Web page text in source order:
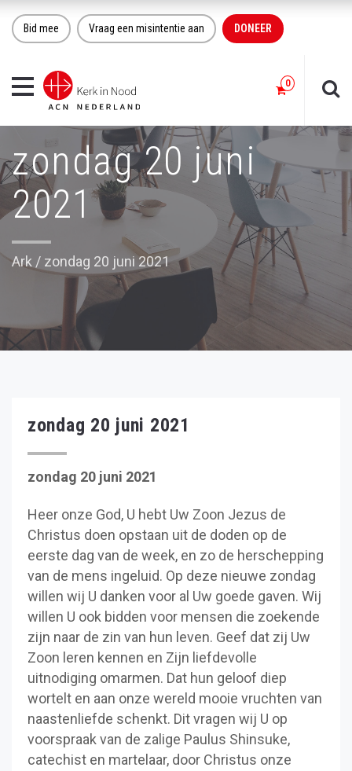
Bid mee Vraag een misintentie aan DONEER
Toggle
navigation
zondag 20 juni
2021
Ark / zondag 20 juni 2021
zondag 20 juni 2021
zondag 20 juni 2021
Heer onze God, U hebt Uw Zoon Jezus de
Christus doen opstaan uit de doden op de
eerste dag van de week, en zo de herschepping
van de mens ingeluid. Op deze nieuwe zondag
willen wij U danken voor al Uw goede gaven. Wij
willen U ook bidden voor mensen die zoekende
zijn naar de zin van hun leven. Geef dat zij Uw
Zoon leren kennen en Zijn liefdevolle
uitnodiging omarmen. Dat hun geloof diep
wortelt en aan onze wereld mooie vruchten van
naastenliefde schenkt. Dit vragen wij U op
voorspraak van de zalige Paulus Shinsuke,
catechist en martelaar, door Christus onze